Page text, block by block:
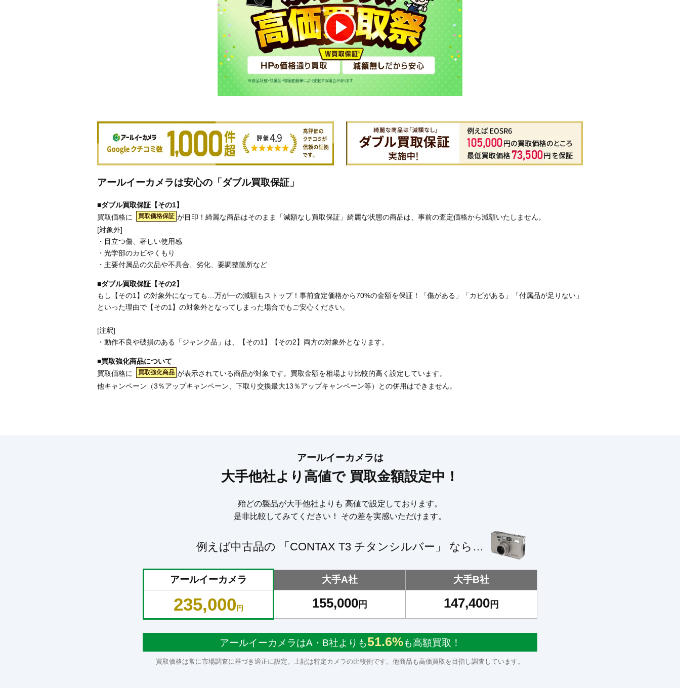
アールイーカメラは安心の「ダブル買取保証」
■ダブル買取保証【その1】
買取価格に
買取価格保証 が目印！綺麗な商品はそのまま「減額なし買取保証」綺麗な状態の商品は、事前の査定価格から減額いたしません。
[対象外]
・目立つ傷、著しい使用感
・光学部のカビやくもり
・主要付属品の欠品や不具合、劣化、要調整箇所など
■ダブル買取保証【その2】
もし【その1】の対象外になっても…万が一の減額もストップ！事前査定価格から70%の金額を保証！「傷がある」「カビがある」「付属品が足りない」
といった理由で【その1】の対象外となってしまった場合でもご安心ください。
[注釈]
・動作不良や破損のある「ジャンク品」は、【その1】【その2】両方の対象外となります。
■買取強化商品について
買取価格に
買取強化商品 が表示されている商品が対象です。買取金額を相場より比較的高く設定しています。
他キャンペーン（3％アップキャンペーン、下取り交換最大13％アップキャンペーン等）との併用はできません。
アールイーカメラは
大手他社より高値で 買取金額設定中！
殆どの製品が大手他社よりも 高値で設定しております。
是非比較してみてください！ その差を実感いただけます。
例えば中古品の 「CONTAX T3 チタンシルバー」 なら…
アールイーカメラ
235,000 円
大手A社
155,000円
大手B社
147,400円
アールイーカメラはA・B社よりも51.6%も高額買取！
買取価格は常に市場調査に基づき適正に設定。上記は特定カメラの比較例です。他商品も高価買取を目指し調査しています。